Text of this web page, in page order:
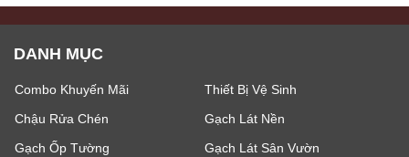
DANH MỤC
Combo Khuyến Mãi
Thiết Bị Vệ Sinh
Chậu Rửa Chén
Gạch Lát Nền
Gạch Ốp Tường
Gạch Lát Sân Vườn